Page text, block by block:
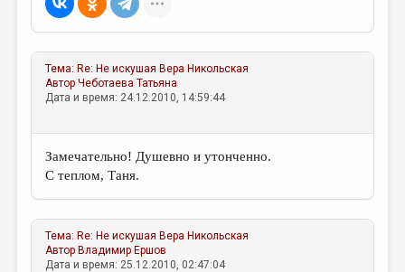
ЭССЕИСТИКА
КУЛЬТУРОВЕДЕНИЕ
ПУБЛИЦИСТИКА
РЕЦЕНЗИРОВАНИЕ
ЦИКЛЫ ПУБЛИКАЦИЙ
ТРЕДИАКОВСКИЙ
МЕДИА
ВКОНТАКТЕ
Тема: Re: Не искушая Вера Никольская
АвторЧеботаева Татьяна
Дата и время: 24.12.2010, 14:59:44
Замечательно! Душевно и утонченно.
С теплом, Таня.
Тема: Re: Не искушая Вера Никольская
Автор Владимир Ершов
Дата и время: 25.12.2010, 02:47:04